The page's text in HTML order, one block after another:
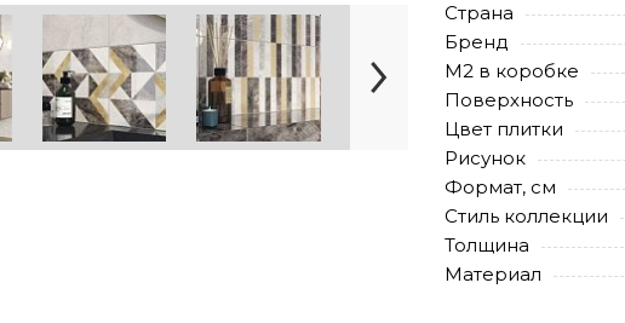
Страна
Бренд
М2 в коробке
Поверхность
Цвет плитки
Рисунок
Формат, см
Стиль коллекции
Толщина
Материал